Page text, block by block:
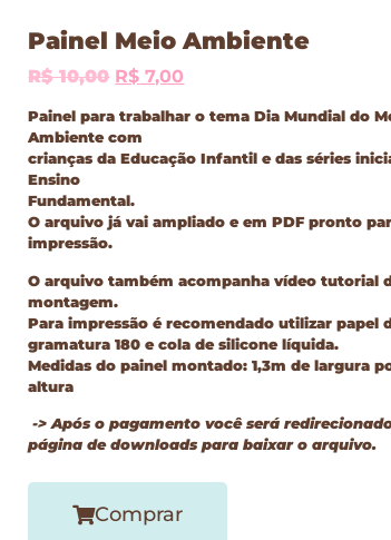
Painel Meio Ambiente
R$10,00 R$ 7,00
Painel para trabalhar o tema Dia Mundial do
Ambiente com
crianças da Educação Infantil e das séries
Ensino
Fundamental.
O arquivo já vai ampliado e em PDF pronto
impressão.
O arquivo também acompanha vídeo tutorial
montagem.
Para impressão é recomendado utilizar papel
gramatura 180 e cola de silicone líquida.
Medidas do painel montado: 1,3m de largura
altura
-> Após o pagamento você será
página de downloads para baixar o arquivo.
Comprar